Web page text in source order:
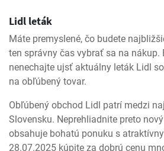
Lidl leták
Máte premyslené, čo budete
ten správny čas vybrať sa na nákup.
nenechajte ujsť aktuálny leták Lidl
na obľúbený tovar.
Obľúbený obchod Lidl patrí medzi
Slovensku. Neprehliadnite preto
obsahuje bohatú ponuku s
28.07.2025 kúpite za dobrú cenu